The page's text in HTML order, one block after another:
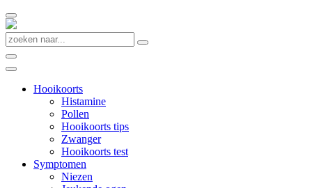
Hooikoorts
Histamine
Pollen
Hooikoorts tips
Zwanger
Hooikoorts test
Symptomen
Niezen